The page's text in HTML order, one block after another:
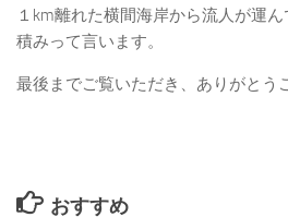
１km離れた横間海岸から流人が
積みって言います。
最後までご覧いただき、ありがとう
おすすめ